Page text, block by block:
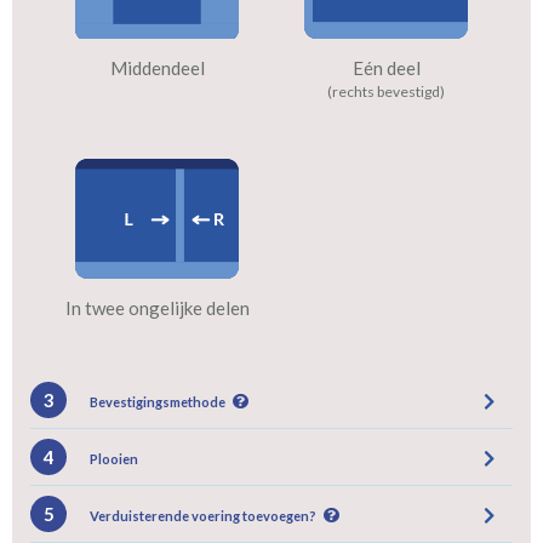
Middendeel Eén deel
(rechts bevestigd)
In twee ongelijke delen
3 Bevestigingsmethode
4 Plooien
5 Verduisterende voering toevoegen?